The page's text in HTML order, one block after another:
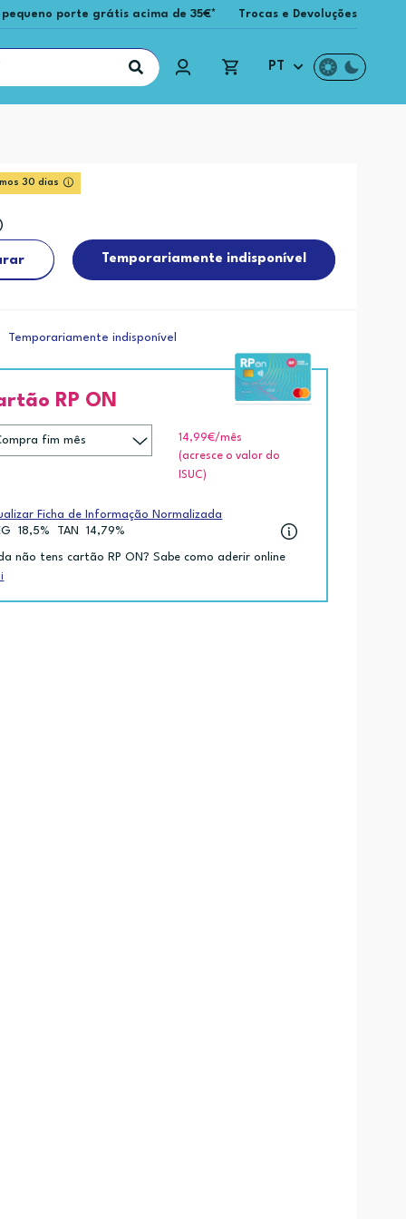
porte grátis acima de 35€* Trocas e Devoluções
PT
30 dias
Temporariamente indisponível
Temporariamente indisponível
RP ON
14,99€/mês
(acresce o valor do
ISUC)
Ficha de Informação Normalizada
18,5% TAN 14,79%
não tens cartão RP ON? Sabe como aderir online